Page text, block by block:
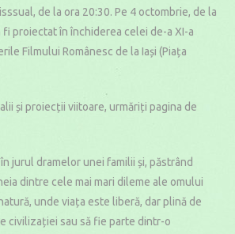
de la ora 20:30. Pe 4 octombrie, de la
fi proiectat în închiderea celei de-a XI-a
Filmului Românesc de la Iași (Piața
și proiecții viitoare, urmăriți pagina de
jurul dramelor unei familii și, păstrând
dintre cele mai mari dileme ale omului
unde viața este liberă, dar plină de
civilizației sau să fie parte dintr-o